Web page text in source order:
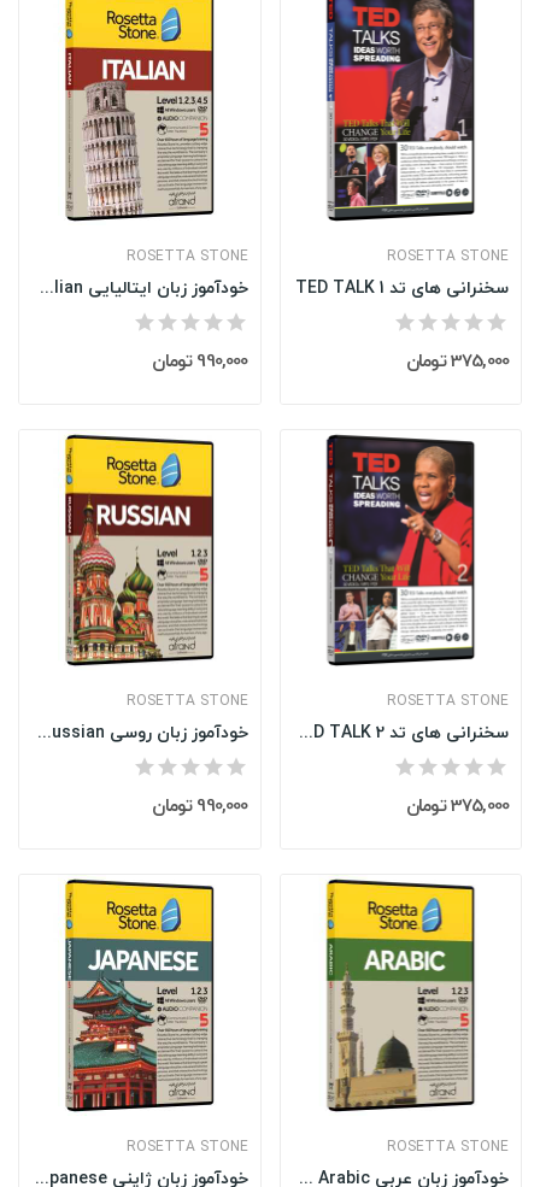
ROSETTA STONE
سخنرانی های تد TED TALK 1
375,000 تومان
ROSETTA STONE
خودآموز زبان ایتالیایی Rosetta Stone Italian...
990,000 تومان
ROSETTA STONE
سخنرانی های تد TED TALK 2
375,000 تومان
ROSETTA STONE
خودآموز زبان روسی Rosetta Stone Russian نسخه کامل
990,000 تومان
ROSETTA STONE
خودآموز زبان عربی Rosetta Stone Arabic نسخه کامل
ROSETTA STONE
خودآموز زبان ژاپنی Rosetta Stone Japanese